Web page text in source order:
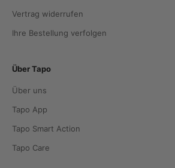
Vertrag widerrufen
Ihre Bestellung verfolgen
Über Tapo
Über uns
Tapo App
Tapo Smart Action
Tapo Care